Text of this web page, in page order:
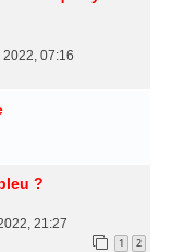
2022, 07:16
?
21:27
1 2